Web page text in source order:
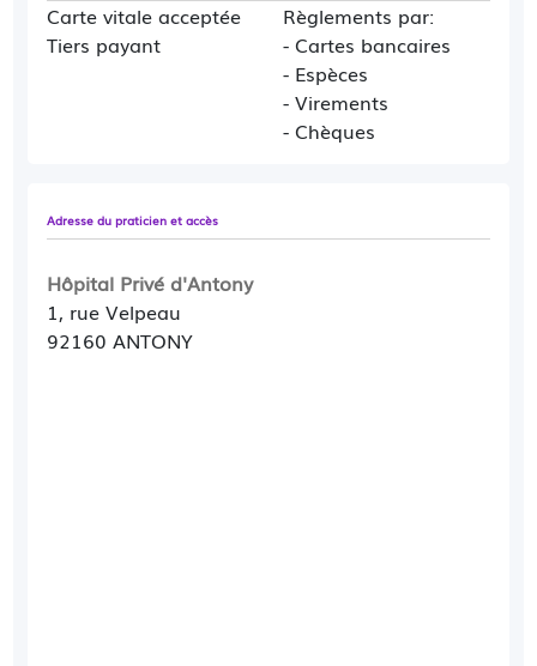
Carte vitale acceptée
Tiers payant
Règlements par:
- Cartes bancaires
- Espèces
- Virements
- Chèques
Adresse du praticien et accès
Hôpital Privé d'Antony
1, rue Velpeau
92160 ANTONY